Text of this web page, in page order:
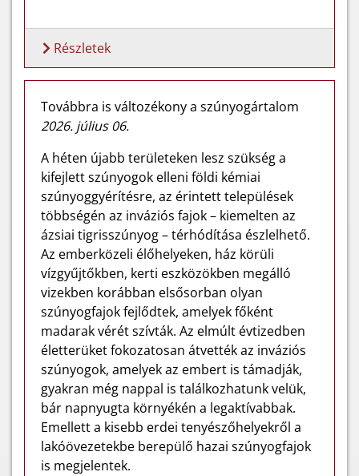
Részletek
Továbbra is változékony a szúnyogártalom
2026. július 06.
A héten újabb területeken lesz szükség a
kifejlett szúnyogok elleni földi kémiai
szúnyoggyérítésre, az érintett települések
többségén az inváziós fajok – kiemelten az
ázsiai tigrisszúnyog – térhódítása észlelhető.
Az emberközeli élőhelyeken, ház körüli
vízgyűjtőkben, kerti eszközökben megálló
vizekben korábban elsősorban olyan
szúnyogfajok fejlődtek, amelyek főként
madarak vérét szívták. Az elmúlt évtizedben
életterüket fokozatosan átvették az inváziós
szúnyogok, amelyek az embert is támadják,
gyakran még nappal is találkozhatunk velük,
bár napnyugta környékén a legaktívabbak.
Emellett a kisebb erdei tenyészőhelyekről a
lakóövezetekbe berepülő hazai szúnyogfajok
is megjelentek.